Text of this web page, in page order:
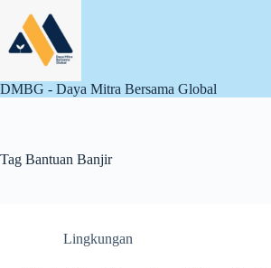
content
DMBG - Daya Mitra Bersama Global
Tag Bantuan Banjir
Lingkungan